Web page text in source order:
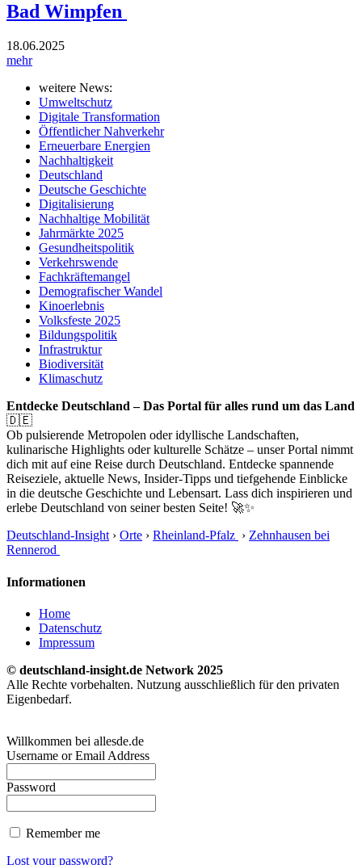
Bad Wimpfen
18.06.2025
mehr
weitere News:
Umweltschutz
Digitale Transformation
Öffentlicher Nahverkehr
Erneuerbare Energien
Nachhaltigkeit
Deutschland
Deutsche Geschichte
Digitalisierung
Nachhaltige Mobilität
Jahrmärkte 2025
Gesundheitspolitik
Verkehrswende
Fachkräftemangel
Demografischer Wandel
Kinoerlebnis
Volksfeste 2025
Bildungspolitik
Infrastruktur
Biodiversität
Klimaschutz
Entdecke Deutschland – Das Portal für alles rund um das Land
🇩🇪
Ob pulsierende Metropolen oder idyllische Landschaften,
kulinarische Highlights oder kulturelle Schätze – unser Portal nimmt
dich mit auf eine Reise durch Deutschland. Entdecke spannende
Reiseziele, aktuelle News, Insider-Tipps und tiefgehende Einblicke
in die deutsche Geschichte und Lebensart. Lass dich inspirieren und
erlebe Deutschland von seiner besten Seite! 🚀✨
Deutschland-Insight › Orte › Rheinland-Pfalz › Zehnhausen bei
Rennerod
Informationen
Home
Datenschutz
Impressum
© deutschland-insight.de Network 2025
Alle Rechte vorbehalten. Nutzung ausschließlich für den privaten
Eigenbedarf.
Willkommen bei allesde.de
Username or Email Address
Password
Remember me
Lost your password?